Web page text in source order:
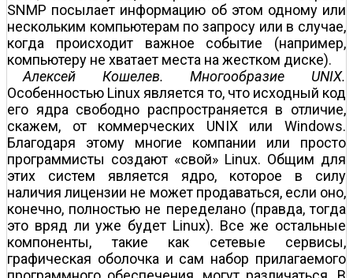
SNMP посылает информацию об этом одному или
нескольким компьютерам по запросу или в случае,
когда происходит важное событие (например,
компьютеру не хватает места на жестком диске).
Алексей Кошелев. Многообразие UNIX.
Особенностью Linux является то, что исходный код
его ядра свободно распространяется в отличие,
скажем, от коммерческих UNIX или Windows.
Благодаря этому многие компании или просто
программисты создают «свой» Linux. Общим для
этих систем является ядро, которое в силу
наличия лицензии не может продаваться, если оно,
конечно, полностью не переделано (правда, тогда
это вряд ли уже будет Linux). Все же остальные
компоненты, такие как сетевые сервисы,
графическая оболочка и сам набор прилагаемого